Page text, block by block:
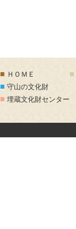
■ ＨＯＭＥ
■ 守山の文化財
■ 埋蔵文化財センター
■